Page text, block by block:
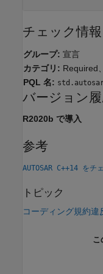
チェック情報
グループ: 宣言
カテゴリ: Required
PQL 名:
バージョン
R2020b で導入
参考
AUTOSAR C++14 を
トピック
コーディング規約
こ